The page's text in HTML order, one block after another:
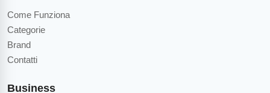
Come Funziona
Categorie
Brand
Contatti
Business